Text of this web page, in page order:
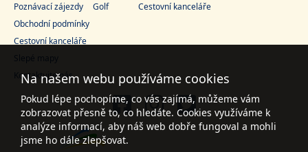
Poznávací zájezdy
Golf
Cestovní kanceláře
Obchodní podmínky
Cestovní kanceláře
Slepé mapy
Kontaktujte nás
Na našem webu používáme cookies
Pokud lépe pochopíme, co vás zajímá, můžeme vám
zobrazovat přesně to, co hledáte. Cookies využíváme k
analýze informací, aby náš web dobře fungoval a mohli
jsme ho dále zlepšovat.